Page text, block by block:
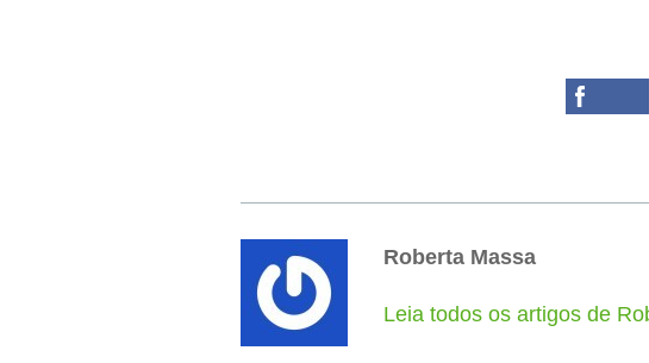
Roberta Massa
Leia todos os artigos de